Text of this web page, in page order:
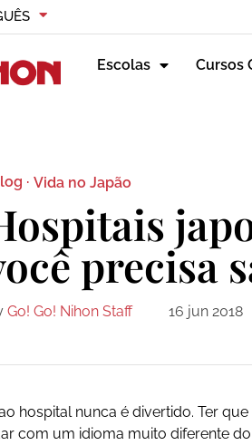
Escolas Cursos
· Vida no Japão
precisa
Go! Go! Nihon Staff 16 jun 2018
hospital nunca é divertido. Ter
com um idioma muito diferente